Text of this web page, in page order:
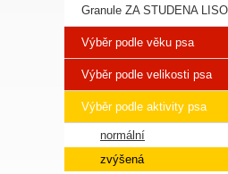
Granule ZA STUDENA
Výběr podle věku psa
Výběr podle velikosti psa
Výběr podle aktivity psa
normální
zvýšená